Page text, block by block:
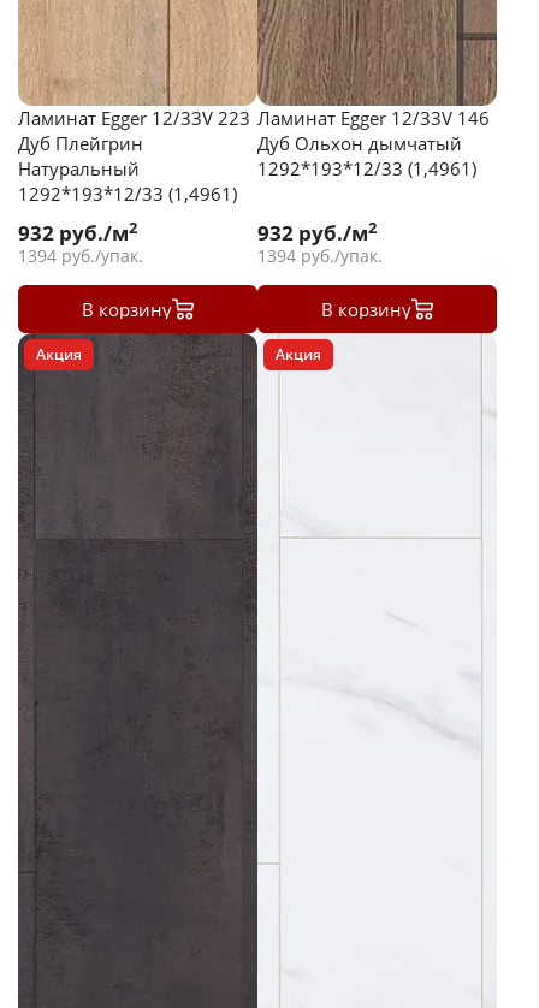
Ламинат Egger 12/33V 223
Дуб Плейгрин
Натуральный
1292*193*12/33 (1,4961)
932 руб./м2
1394 руб./упак.
В корзину
Ламинат Egger 12/33V 146
Дуб Ольхон дымчатый
1292*193*12/33 (1,4961)
932 руб./м2
1394 руб./упак.
В корзину
Акция Акция